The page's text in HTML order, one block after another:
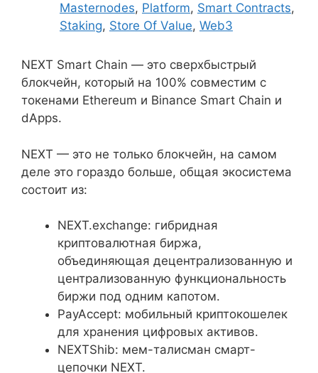
Masternodes, Platform, Smart Contracts,
Staking, Store Of Value, Web3
NEXT Smart Chain — это сверхбыстрый
блокчейн, который на 100% совместим с
токенами Ethereum и Binance Smart Chain и
dApps.
NEXT — это не только блокчейн, на самом
деле это гораздо больше, общая экосистема
состоит из:
NEXT.exchange: гибридная
криптовалютная биржа,
объединяющая децентрализованную и
централизованную функциональность
биржи под одним капотом.
PayAccept: мобильный криптокошелек
для хранения цифровых активов.
NEXTShib: мем-талисман смарт-
цепочки NEXT.